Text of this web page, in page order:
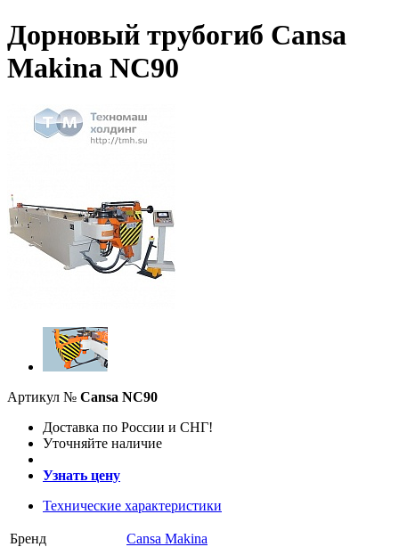
Дорновый трубогиб Cansa
Makina NC90
Артикул № Cansa NC90
Доставка по России и СНГ!
Уточняйте наличие
Узнать цену
Технические характеристики
Бренд
Cansa Makina